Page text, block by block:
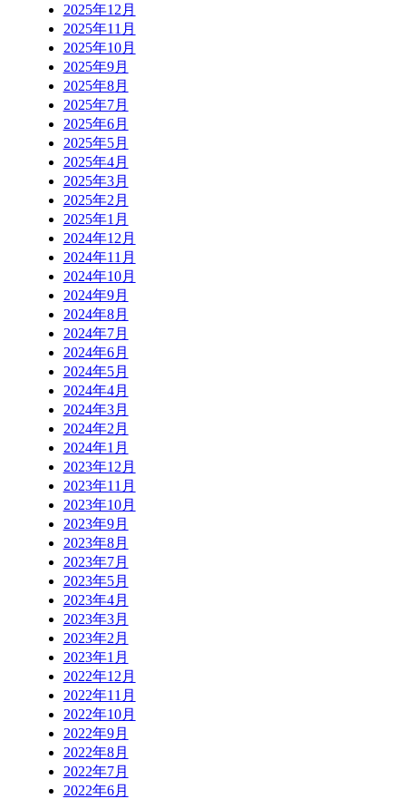
2025年12月
2025年11月
2025年10月
2025年9月
2025年8月
2025年7月
2025年6月
2025年5月
2025年4月
2025年3月
2025年2月
2025年1月
2024年12月
2024年11月
2024年10月
2024年9月
2024年8月
2024年7月
2024年6月
2024年5月
2024年4月
2024年3月
2024年2月
2024年1月
2023年12月
2023年11月
2023年10月
2023年9月
2023年8月
2023年7月
2023年5月
2023年4月
2023年3月
2023年2月
2023年1月
2022年12月
2022年11月
2022年10月
2022年9月
2022年8月
2022年7月
2022年6月